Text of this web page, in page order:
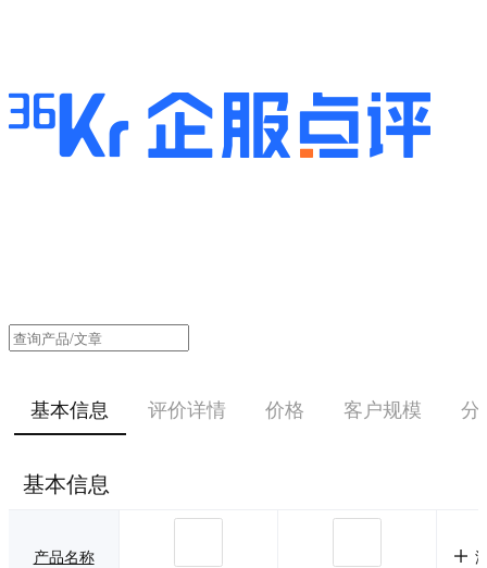
基本信息 评价详情 价格 客户规模 分
基本信息
产品名称